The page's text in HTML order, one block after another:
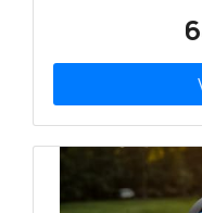
centimètre
générer des
cartographie,
tâches.
cartographie
MOVA 600
perçoit de